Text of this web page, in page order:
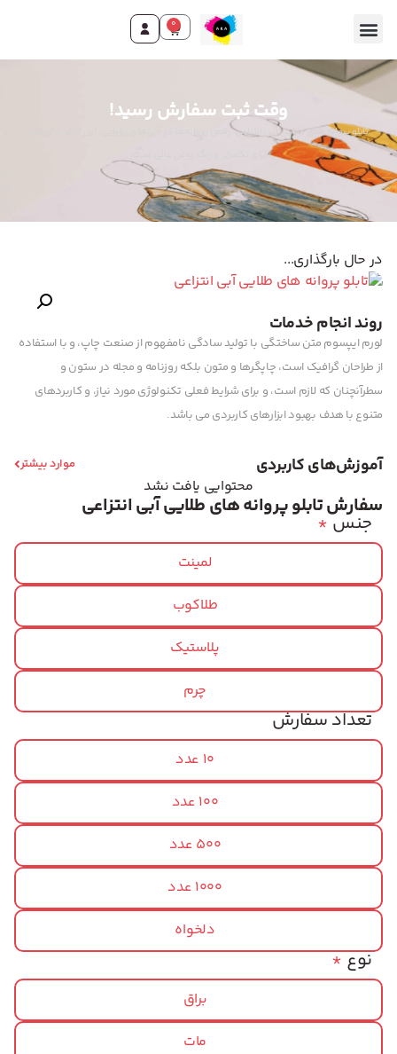
0
وقت ثبت سفارش رسید!
تابلو پروانه های طلایی آبی انتزاعی: رقص پروانه‌ها در آبی‌های رؤیایی. این تابلو دکوراتیو
در حال بارگذاری...
روند انجام خدمات
لورم ایپسوم متن ساختگی با تولید سادگی نامفهوم از صنعت چاپ، و با استفاده
از طراحان گرافیک است، چاپگرها و متون بلکه روزنامه و مجله در ستون و
سطرآنچنان که لازم است، و برای شرایط فعلی تکنولوژی مورد نیاز، و کاربردهای
متنوع با هدف بهبود ابزارهای کاربردی می باشد.
آموزش‌های کاربردی موارد بیشتر
محتوایی یافت نشد
سفارش تابلو پروانه های طلایی آبی انتزاعی
*جنس
لمینت
طلاکوب
پلاستیک
چرم
تعداد سفارش
10 عدد
100 عدد
500 عدد
1000 عدد
دلخواه
*نوع
براق
مات